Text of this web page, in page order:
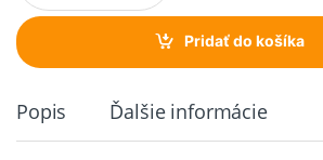
Pridať do košíka
Popis Ďalšie informácie